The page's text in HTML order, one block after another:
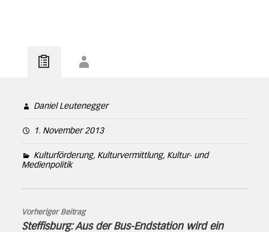
Daniel Leutenegger
1. November 2013
Kulturförderung, Kulturvermittlung, Kultur- und
Medienpolitik
Vorheriger Beitrag
Steffisburg: Aus der Bus-Endstation wird ein